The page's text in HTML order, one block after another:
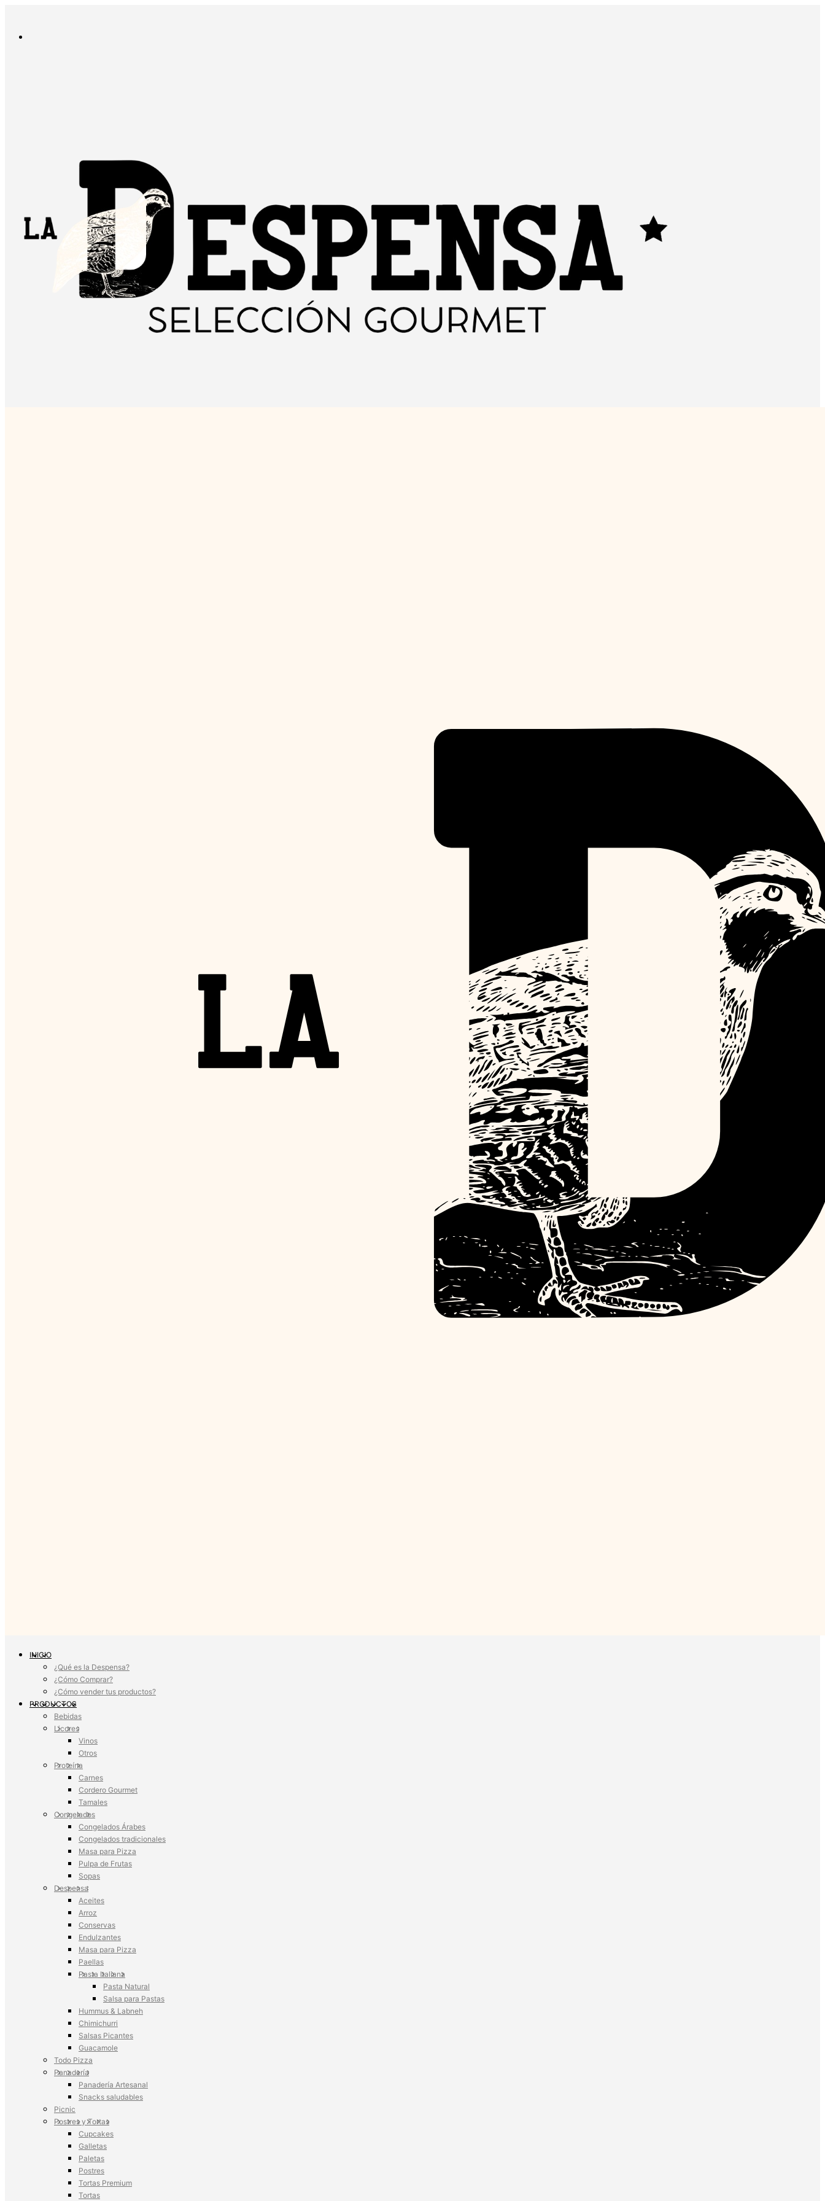
INICIO
¿Qué es la Despensa?
¿Cómo Comprar?
¿Cómo vender tus productos?
PRODUCTOS
Bebidas
Licores
Vinos
Otros
Proteína
Carnes
Cordero Gourmet
Tamales
Congelados
Congelados Árabes
Congelados tradicionales
Masa para Pizza
Pulpa de Frutas
Sopas
Despensa
Aceites
Arroz
Conservas
Endulzantes
Masa para Pizza
Paellas
Pasta Italiana
Pasta Natural
Salsa para Pastas
Hummus & Labneh
Chimichurri
Salsas Picantes
Guacamole
Todo Pizza
Panadería
Panadería Artesanal
Snacks saludables
Picnic
Postres y Tortas
Cupcakes
Galletas
Paletas
Postres
Tortas Premium
Tortas